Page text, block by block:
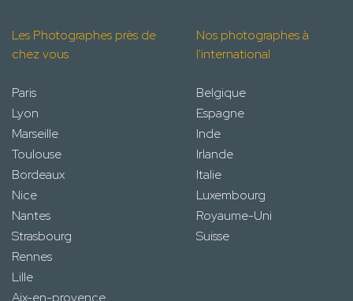
Les Photographes près de
chez vous
Paris
Lyon
Marseille
Toulouse
Bordeaux
Nice
Nantes
Strasbourg
Rennes
Lille
Aix-en-provence
Nos photographes à
l'international
Belgique
Espagne
Inde
Irlande
Italie
Luxembourg
Royaume-Uni
Suisse